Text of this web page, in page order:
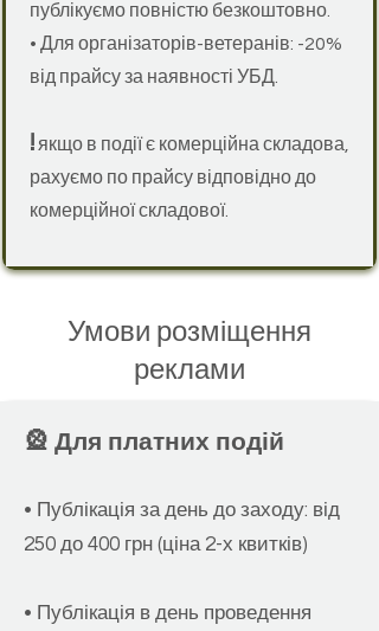
публікуємо повністю безкоштовно.
• Для організаторів-ветеранів: -20%
від прайсу за наявності УБД.
! якщо в події є комерційна складова,
рахуємо по прайсу відповідно до
комерційної складової.
Умови розміщення
реклами
🎡 Для платних подій
• Публікація за день до заходу: від
250 до 400 грн (ціна 2-х квитків)
• Публікація в день проведення